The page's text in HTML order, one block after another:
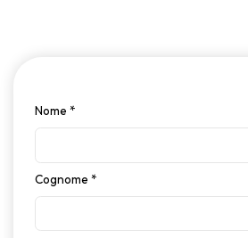
Nome *
Cognome *